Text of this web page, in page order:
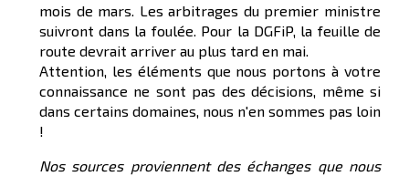
mois de mars. Les arbitrages du premier ministre
suivront dans la foulée. Pour la DGFiP, la feuille de
route devrait arriver au plus tard en mai.
Attention, les éléments que nous portons à votre
connaissance ne sont pas des décisions, même si
dans certains domaines, nous n'en sommes pas loin
!
Nos sources proviennent des échanges que nous